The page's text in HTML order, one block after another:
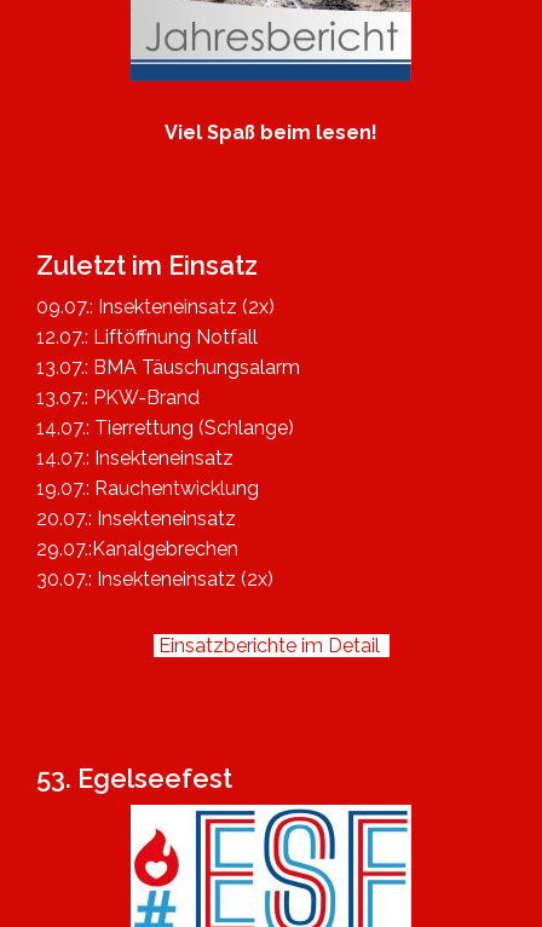
Viel Spaß beim lesen!
Zuletzt im Einsatz
09.07.: Insekteneinsatz (2x)
12.07.: Liftöffnung Notfall
13.07.: BMA Täuschungsalarm
13.07.: PKW-Brand
14.07.: Tierrettung (Schlange)
14.07.: Insekteneinsatz
19.07.: Rauchentwicklung
20.07.: Insekteneinsatz
29.07.:Kanalgebrechen
30.07.: Insekteneinsatz (2x)
Einsatzberichte im Detail
53. Egelseefest